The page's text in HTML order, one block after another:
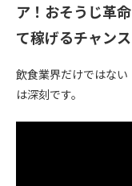
ア！おそうじ革
て稼げるチャンス
飲食業界だけではな
は深刻です。